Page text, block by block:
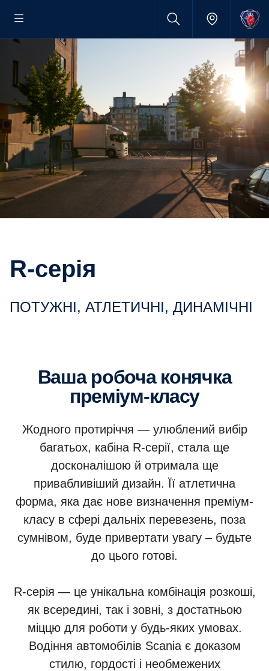
R-серія
ПОТУЖНІ, АТЛЕТИЧНІ, ДИНАМІЧНІ
Ваша робоча конячка
преміум-класу
Жодного протиріччя — улюблений вибір
багатьох, кабіна R-серії, стала ще
досконалішою й отримала ще
привабливіший дизайн. Її атлетична
форма, яка дає нове визначення преміум-
класу в сфері дальніх перевезень, поза
сумнівом, буде привертати увагу – будьте
до цього готові.
R-серія — це унікальна комбінація розкоші,
як всередині, так і зовні, з достатньою
міццю для роботи у будь-яких умовах.
Водіння автомобілів Scania є доказом
стилю, гордості і необмежених